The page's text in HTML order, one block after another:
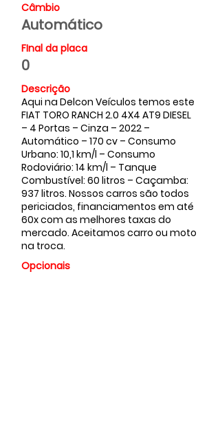
Câmbio
Automático
FInal da placa
0
Descrição
Aqui na Delcon Veículos temos este
FIAT TORO RANCH 2.0 4X4 AT9 DIESEL
– 4 Portas – Cinza – 2022 –
Automático – 170 cv – Consumo
Urbano: 10,1 km/l – Consumo
Rodoviário: 14 km/l – Tanque
Combustível: 60 litros – Caçamba:
937 litros. Nossos carros são todos
periciados, financiamentos em até
60x com as melhores taxas do
mercado. Aceitamos carro ou moto
na troca.
Opcionais